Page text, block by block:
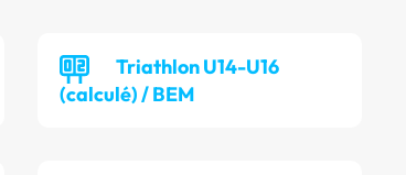
Triathlon U14-U16
(calculé) / BEM